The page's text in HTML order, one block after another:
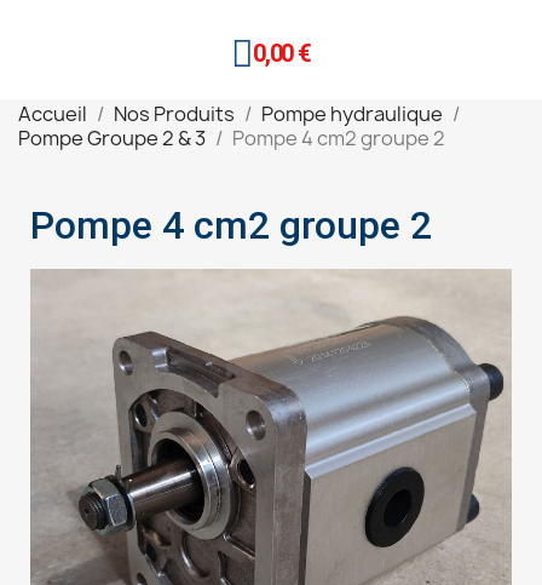
0,00 €
Accueil Nos Produits
Pompe hydraulique
Pompe Groupe 2 & 3
Pompe 4 cm2 groupe 2
Pompe 4 cm2 groupe 2